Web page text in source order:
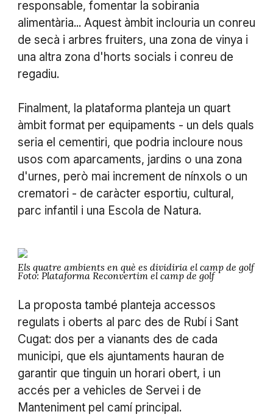
responsable, fomentar la sobirania
alimentària... Aquest àmbit inclouria un conreu
de secà i arbres fruiters, una zona de vinya i
una altra zona d'horts socials i conreu de
regadiu.
Finalment, la plataforma planteja un quart
àmbit format per equipaments - un dels quals
seria el cementiri, que podria incloure nous
usos com aparcaments, jardins o una zona
d'urnes, però mai increment de nínxols o un
crematori - de caràcter esportiu, cultural,
parc infantil i una Escola de Natura.
Els quatre ambients en què es dividiria el camp de golf
Foto: Plataforma Reconvertim el camp de golf
La proposta també planteja accessos
regulats i oberts al parc des de Rubí i Sant
Cugat: dos per a vianants des de cada
municipi, que els ajuntaments hauran de
garantir que tinguin un horari obert, i un
accés per a vehicles de Servei i de
Manteniment pel camí principal.